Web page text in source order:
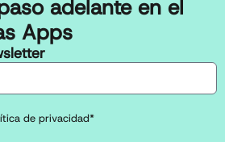
adelante en el
Apps
de privacidad*